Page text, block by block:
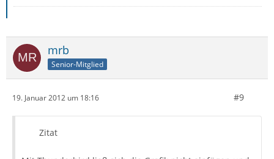
mrb
Senior-Mitglied
19. Januar 2012 um 18:16 #9
Zitat